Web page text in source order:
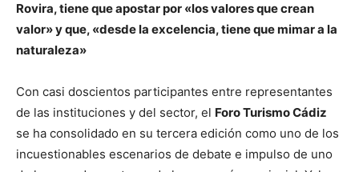
Rovira, tiene que apostar por «los valores que crean
valor» y que, «desde la excelencia, tiene que mimar a la
naturaleza»
Con casi doscientos participantes entre representantes
de las instituciones y del sector, el Foro Turismo Cádiz
se ha consolidado en su tercera edición como uno de los
incuestionables escenarios de debate e impulso de uno